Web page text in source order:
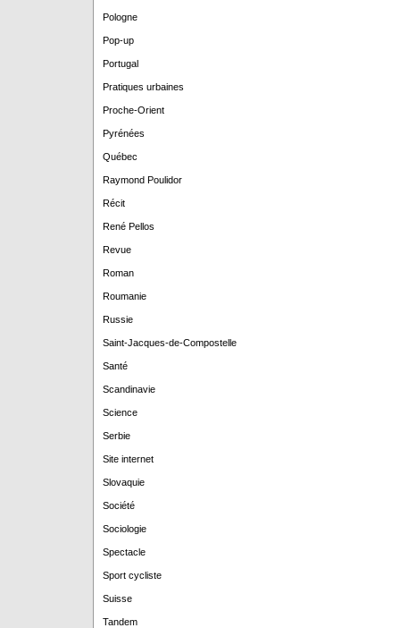
Pologne
Pop-up
Portugal
Pratiques urbaines
Proche-Orient
Pyrénées
Québec
Raymond Poulidor
Récit
René Pellos
Revue
Roman
Roumanie
Russie
Saint-Jacques-de-Compostelle
Santé
Scandinavie
Science
Serbie
Site internet
Slovaquie
Société
Sociologie
Spectacle
Sport cycliste
Suisse
Tandem